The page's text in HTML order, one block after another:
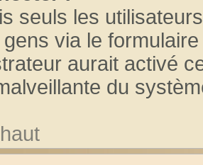
seuls les
via le
aurait activé
du